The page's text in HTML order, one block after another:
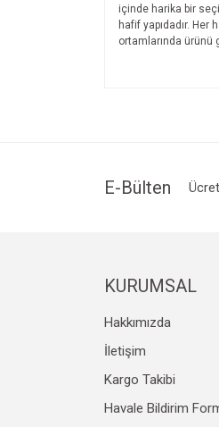
içinde harika bir
hafif yapıdadır.
ortamlarında ürünü
Ürün
E-Bülten
KURUMSAL
Hakkımızda
İletişim
Kargo Takibi
Havale Bildirim